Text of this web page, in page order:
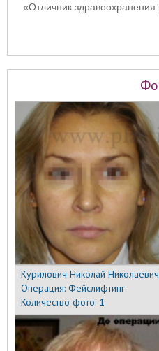
«Отличник здравоохранения
Курилович Николай Николаевич
Операция:Фейслифтинг
Количество фото: 1